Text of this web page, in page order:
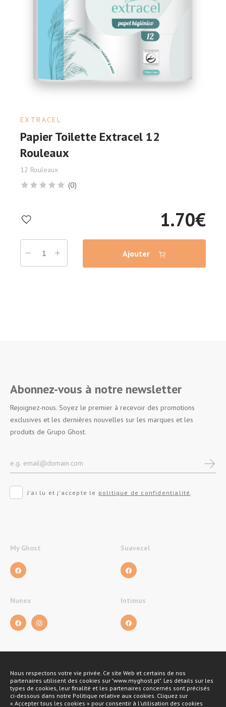
EXTRACEL
Papier Toilette Extracel 12
Rouleaux
12 Rouleaux
(0)
1.70€
Ajouter
Abonnez-vous à notre newsletter
Rejoignez-nous. Soyez le premier à recevoir des promotions
exclusives et les dernières nouvelles sur les marques et les
produits de Grupo Ghost.
J'ai lu et j'accepte le politique de confidentialité.
My Ghost Suavecel
Nunex Intimus
Métodos de pagamento
Nous respectons votre vie privée. Ce site Web et certains de nos
partenaires utilisent des cookies sur "www.myghost.pt". Les détails sur les
types de cookies, leur finalité et les partenaires concernés sont précisés
ci-dessous dans notre Politique relative aux cookies. Cliquez sur
« Accepter tous les cookies » pour consentir à l'utilisation des cookies